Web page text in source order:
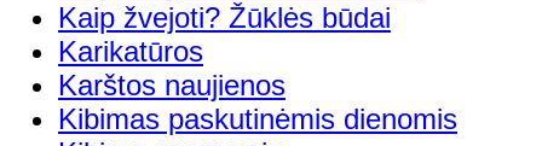
Kaip žvejoti? Žūklės būdai
Karikatūros
Karštos naujienos
Kibimas paskutinėmis dienomis